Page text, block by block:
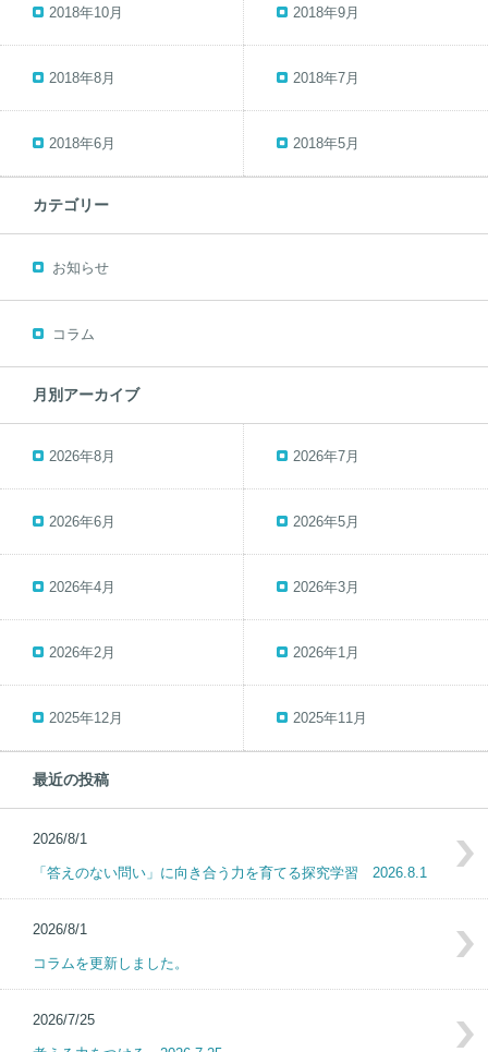
2018年10月 2018年9月
2018年8月 2018年7月
2018年6月 2018年5月
カテゴリー
お知らせ
コラム
月別アーカイブ
2026年8月 2026年7月
2026年6月 2026年5月
2026年4月 2026年3月
2026年2月 2026年1月
2025年12月 2025年11月
最近の投稿
2026/8/1
「答えのない問い」に向き合う力を育てる探究学習 2026.8.1
2026/8/1
コラムを更新しました。
2026/7/25